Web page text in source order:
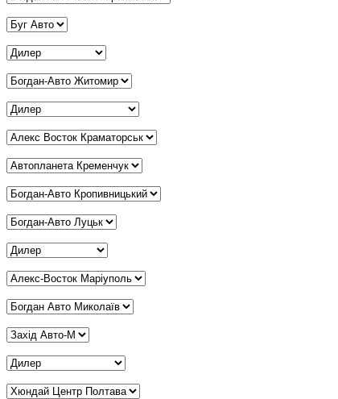
Дилер Вінниця
Дилер Дніпро *
Дилер Житомир*
Дилер Запоріжжя
Дилер Краматорськ*
Дилер Кременчук*
Дилер Кропивницький*
Дилер Луцьк*
Дилер Львів
Дилер Маріуполь*
Дилер Миколаїв*
Дилер Мукачево
Дилер Одеса
Дилер Полтава*